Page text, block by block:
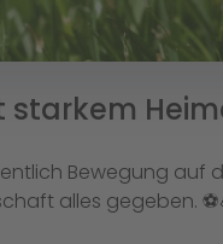
starkem
Bewegung auf
alles gegeben.